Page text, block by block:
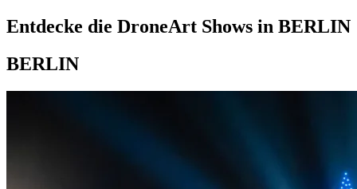
Entdecke die DroneArt Shows in BERLIN
BERLIN